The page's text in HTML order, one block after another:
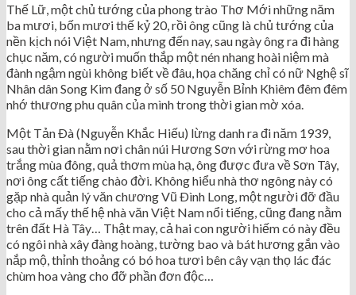
Thế Lữ, một chủ tướng của phong trào Thơ Mới những năm
ba mươi, bốn mươi thế kỷ 20, rồi ông cũng là chủ tướng của
nền kịch nói Việt Nam, nhưng đến nay, sau ngày ông ra đi hàng
chục năm, có người muốn thắp một nén nhang hoài niệm mà
đành ngậm ngùi không biết về đâu, họa chăng chỉ có nữ Nghệ sĩ
Nhân dân Song Kim đang ở số 50 Nguyễn Bỉnh Khiêm đêm đêm
nhớ thương phu quân của mình trong thời gian mờ xóa.
Một Tản Ðà (Nguyễn Khắc Hiếu) lừng danh ra đi năm 1939,
sau thời gian nằm nơi chân núi Hương Sơn với rừng mơ hoa
trắng mùa đông, quả thơm mùa hạ, ông được đưa về Sơn Tây,
nơi ông cất tiếng chào đời. Không hiểu nhà thơ ngông này có
gặp nhà quản lý văn chương Vũ Ðình Long, một người đỡ đầu
cho cả mấy thế hệ nhà văn Việt Nam nổi tiếng, cũng đang nằm
trên đất Hà Tây… Thật may, cả hai con người hiếm có này đều
có ngôi nhà xây đàng hoàng, tường bao và bát hương gắn vào
nắp mộ, thỉnh thoảng có bó hoa tươi bên cây vạn thọ lác đác
chùm hoa vàng cho đỡ phần đơn độc…